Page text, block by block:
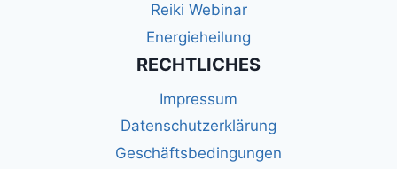
Reiki Webinar
Energieheilung
RECHTLICHES
Impressum
Datenschutzerklärung
Geschäftsbedingungen